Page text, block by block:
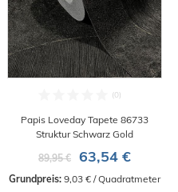
Papis Loveday Tapete 86733
Struktur Schwarz Gold
89,95 €
63,54 €
Grundpreis: 9,03 € / Quadratmeter